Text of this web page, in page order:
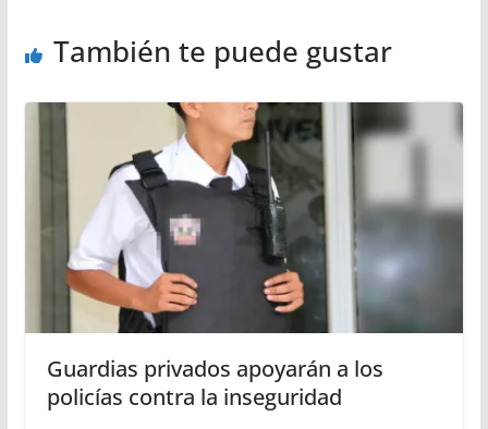
También te puede gustar
Guardias privados apoyarán a los
policías contra la inseguridad